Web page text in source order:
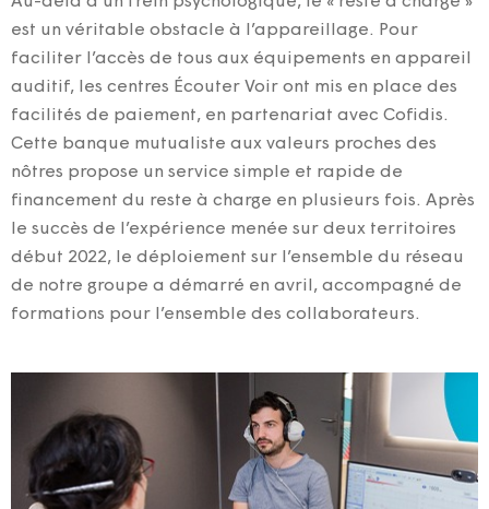
est un véritable obstacle à l’appareillage. Pour
faciliter l’accès de tous aux équipements en appareil
auditif, les centres Écouter Voir ont mis en place des
facilités de paiement, en partenariat avec Cofidis.
Cette banque mutualiste aux valeurs proches des
nôtres propose un service simple et rapide de
financement du reste à charge en plusieurs fois. Après
le succès de l’expérience menée sur deux territoires
début 2022, le déploiement sur l’ensemble du réseau
de notre groupe a démarré en avril, accompagné de
formations pour l’ensemble des collaborateurs.